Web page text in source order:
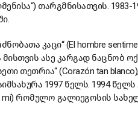
თარგმნისათვის.
კაცი“ (El hombre
ასე კარგად ნაცნობ
თეთრია“ (Corazón tan
1997 წელს. 1994
mí) რომულო გალიეგოსის